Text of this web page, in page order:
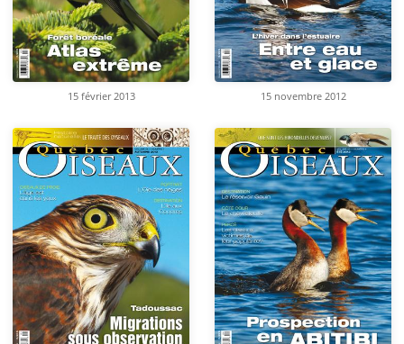
15 février 2013 15 novembre 2012